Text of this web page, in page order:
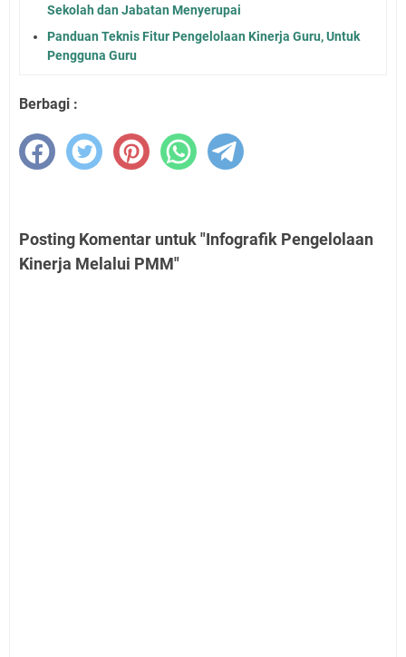
Sekolah dan Jabatan Menyerupai
Panduan Teknis Fitur Pengelolaan Kinerja Guru, Untuk
Pengguna Guru
Berbagi :
Posting Komentar untuk "Infografik Pengelolaan
Kinerja Melalui PMM"